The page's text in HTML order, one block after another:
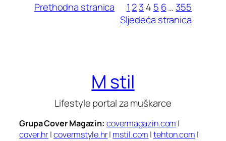
Prethodna stranica 1 23 4 5 6… 355
Sljedeća stranica
M stil
Lifestyle portal za muškarce
Grupa Cover Magazin: covermagazin.com |
cover.hr|covermstyle.hr| mstil.com |tehton.com |